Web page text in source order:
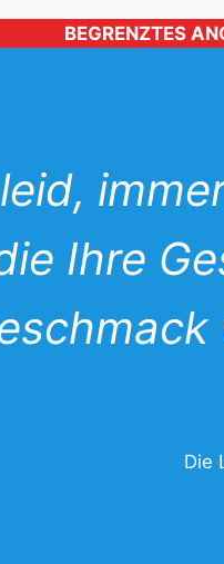
BEGRENZTES
Ihre
Die